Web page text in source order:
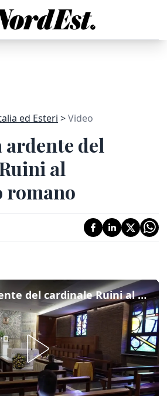
ed Esteri Video
ardente del
al
romano
La camera ardente del cardinale Ruini al Seminario romano